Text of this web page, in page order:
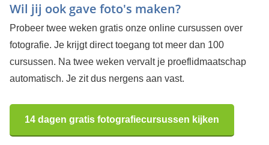
Wil jij ook gave foto's maken?
Probeer twee weken gratis onze online cursussen over
fotografie. Je krijgt direct toegang tot meer dan 100
cursussen. Na twee weken vervalt je proeflidmaatschap
automatisch. Je zit dus nergens aan vast.
14 dagen gratis fotografiecursussen kijken